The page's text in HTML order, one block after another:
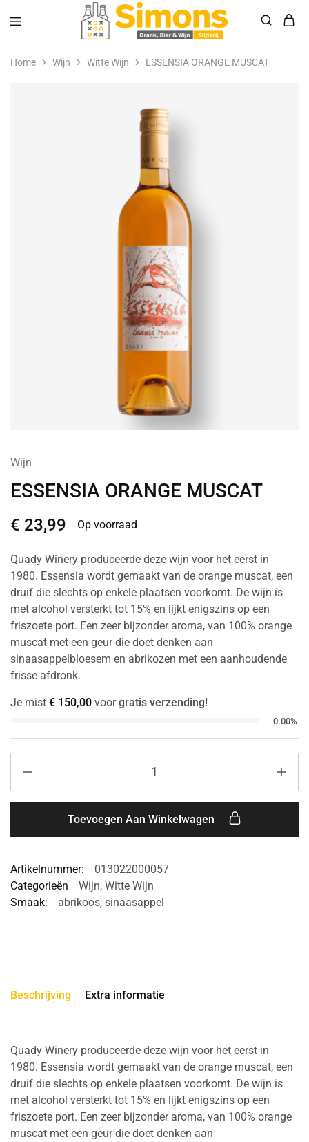
Simonsdrank.nl
Drank,
Bier
&
Home Wijn Witte Wijn ESSENSIA ORANGE MUSCAT
Wijn
ESSENSIA ORANGE MUSCAT
€ 23,99 Op voorraad
Quady Winery produceerde deze wijn voor het eerst in
1980. Essensia wordt gemaakt van de orange muscat, een
druif die slechts op enkele plaatsen voorkomt. De wijn is
met alcohol versterkt tot 15% en lijkt enigszins op een
friszoete port. Een zeer bijzonder aroma, van 100% orange
muscat met een geur die doet denken aan
sinaasappelbloesem en abrikozen met een aanhoudende
frisse afdronk.
Je mist € 150,00 voorgratis verzending!
0.00%
Toevoegen Aan Winkelwagen
Artikelnummer:
013022000057
Categorieën
Wijn, Witte Wijn
Smaak:
abrikoos, sinaasappel
Beschrijving Extra informatie
Quady Winery produceerde deze wijn voor het eerst in
1980. Essensia wordt gemaakt van de orange muscat, een
druif die slechts op enkele plaatsen voorkomt. De wijn is
met alcohol versterkt tot 15% en lijkt enigszins op een
friszoete port. Een zeer bijzonder aroma, van 100% orange
muscat met een geur die doet denken aan